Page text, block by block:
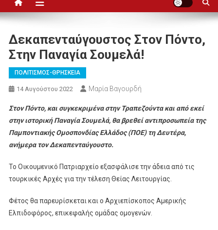
Δεκαπενταύγουστος Στον Πόντο,
Στην Παναγία Σουμελά!
ΠΟΛΙΤΙΣΜΟΣ-ΘΡΗΣΚΕΙΑ
14 Αυγούστου 2022 Μαρία Βαγουρδή
Στον Πόντο, και συγκεκριμένα στην Τραπεζούντα και από εκεί
στην ιστορική Παναγία Σουμελά, θα βρεθεί αντιπροσωπεία της
Παμποντιακής Ομοσπονδίας Ελλάδος (ΠΟΕ) τη Δευτέρα,
ανήμερα τον Δεκαπενταύγουστο.
Το Οικουμενικό Πατριαρχείο εξασφάλισε την άδεια από τις
τουρκικές Αρχές για την τέλεση Θείας Λειτουργίας.
Φέτος θα παρευρίσκεται και ο Αρχιεπίσκοπος Αμερικής
Ελπιδοφόρος, επικεφαλής ομάδας ομογενών.